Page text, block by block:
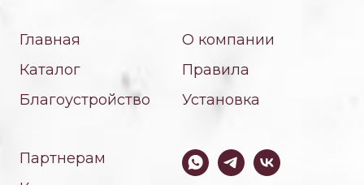
Главная
Каталог
Благоустройство
О компании
Правила
Установка
Партнерам